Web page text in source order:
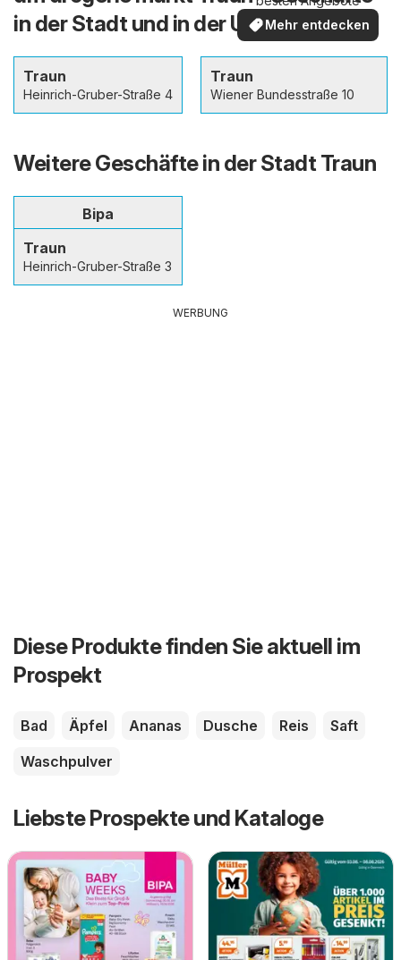
Mehr entdecken
in der Stadt und in der Umgebung
Traun
Heinrich-Gruber-Straße 4
Traun
Wiener Bundesstraße 10
Weitere Geschäfte in der Stadt Traun
Bipa
Traun
Heinrich-Gruber-Straße 3
WERBUNG
Diese Produkte finden Sie aktuell im
Prospekt
Bad Äpfel Ananas Dusche Reis
Saft
Waschpulver
Liebste Prospekte und Kataloge